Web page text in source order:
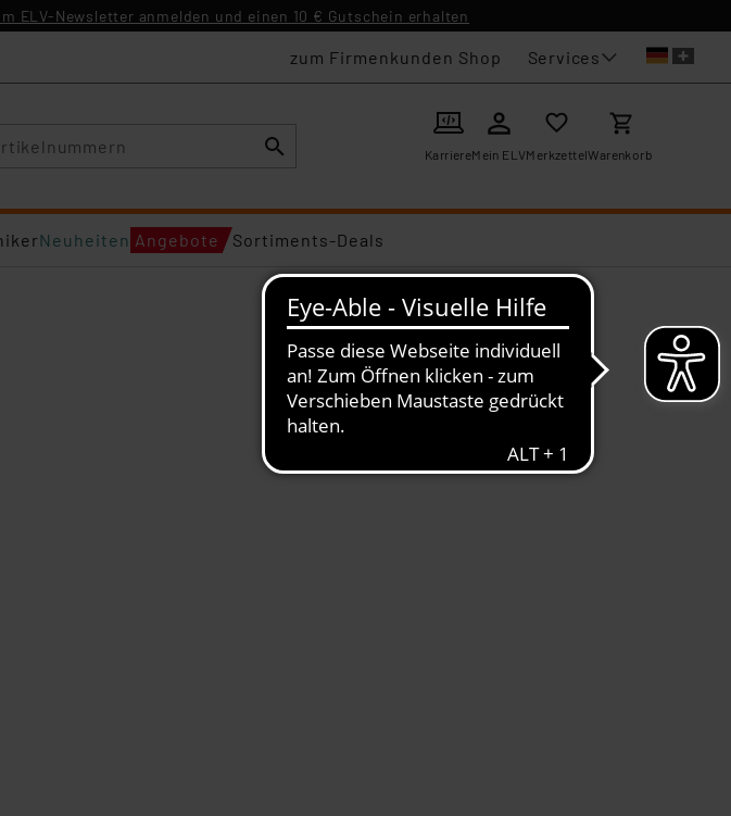
ELV-Newsletter anmelden und einen 10 € Gutschein erhalten
zum Firmenkunden Shop Services
KarriereMein ELVMerkzettelWarenkorb
Neuheiten Angebote Sortiments-Deals